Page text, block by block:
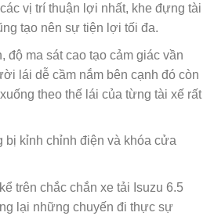
vị trí thuận lợi nhất, khe đựng tài
tạo nên sự tiện lợi tối đa.
độ ma sát cao tạo cảm giác vần
lái dễ cầm nắm bên cạnh đó còn
theo thế lái của từng tài xế rất
bị kỉnh chỉnh điện và khóa cửa
trên chắc chắn xe tải Isuzu 6.5
lại những chuyến đi thực sự